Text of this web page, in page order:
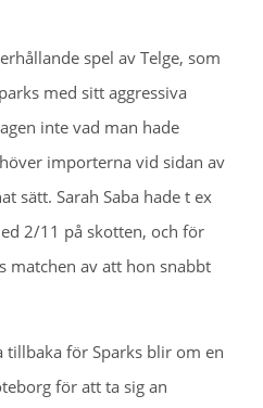
spel av Telge, som
med sitt aggressiva
inte vad man hade
importerna vid sidan av
sätt. Sarah Saba hade t ex
2/11 på skotten, och för
matchen av att hon snabbt
tillbaka för Sparks blir om en
för att ta sig an